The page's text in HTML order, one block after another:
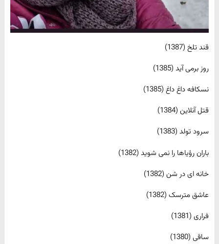
قند تلخ (1387)
روز برمی آید (1385)
نسکافه داغ داغ (1385)
قتل آنلاین (1384)
سرود تولد (1383)
باران رؤیاها را نمی شوید (1382)
خانه ای در شن (1382)
عاشق مترسک (1382)
فراری (1381)
ساقی (1380)